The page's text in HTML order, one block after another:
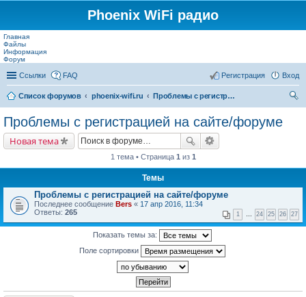
Phoenix WiFi радио
Главная
Файлы
Информация
Форум
Ссылки FAQ Вход
Регистрация
Список форумов phoenix-wifi.ru
Проблемы с регистрацией на сайте/форуме
Проблемы с регистрацией на сайте/форуме
Новая тема
1 тема • Страница 1 из 1
Темы
Проблемы с регистрацией на сайте/форуме
Последнее сообщение Bers « 17 апр 2016, 11:34
Ответы: 265 1 … 24 25 26 27
Показать темы за:
Поле сортировки